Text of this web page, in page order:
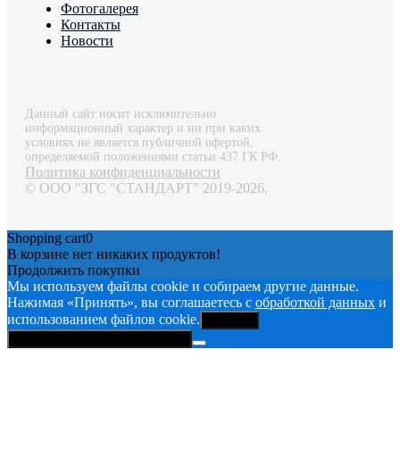
Фотогалерея
Контакты
Новости
Данный сайт носит исключительно
информационный характер и ни при каких
условиях не является публичной офертой,
определяемой положениями статьи 437 ГК РФ.
Политика конфиденциальности
© ООО "ЗГС "СТАНДАРТ" 2019-2026.
Shopping cart0
В корзине нет никаких продуктов!
Продолжить покупки
Мы используем файлы cookie и собираем другие данные.
Нажимая «Принять», вы соглашаетесь с обработкой данных и
использованием файлов cookie.